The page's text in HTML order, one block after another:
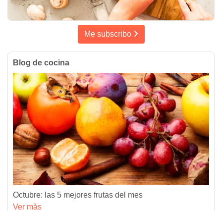
Me subscribo
Blog de cocina
Octubre: las 5 mejores frutas del mes
Ver màs